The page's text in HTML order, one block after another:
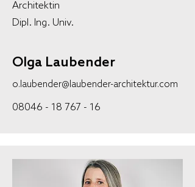
Architektin
Dipl. Ing. Univ.
Olga Laubender
o.laubender@laubender-architektur.com
08046 - 18 767 - 16